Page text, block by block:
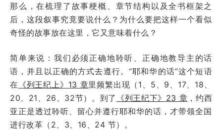
那么，在梳理了故事梗概、章节结构以及全书框架之
后，这段叙事究竟要说什么？为什么要把这样一个看似
奇怪的故事放在这里，它又意味着什么？
简单来说：我们必须正确地聆听、正确地教导主的话
语，并且以正确的方式去遵行。“耶和华的话”这个短语
在 《列王纪上》13 章里频繁出现（1、5、9、17、18、
20、21、26、32节）。到了 《列王纪下》23 章 ，约西
亚正是透过聆听、留心并遵行耶和华的话，才带领全国
进行改革（2、3、16、24 节）。